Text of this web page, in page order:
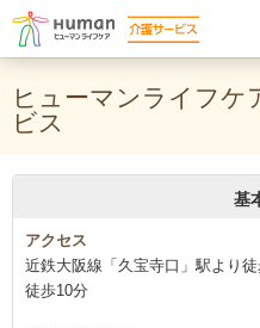
ヒューマンライフケ
ビス
基
アクセス
近鉄大阪線「久宝寺口」駅より
徒歩10分